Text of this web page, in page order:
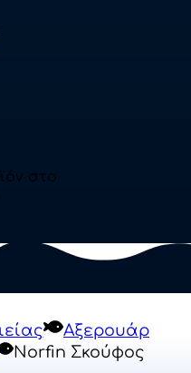
στο
Αξερουάρ
Norfin Σκούφος